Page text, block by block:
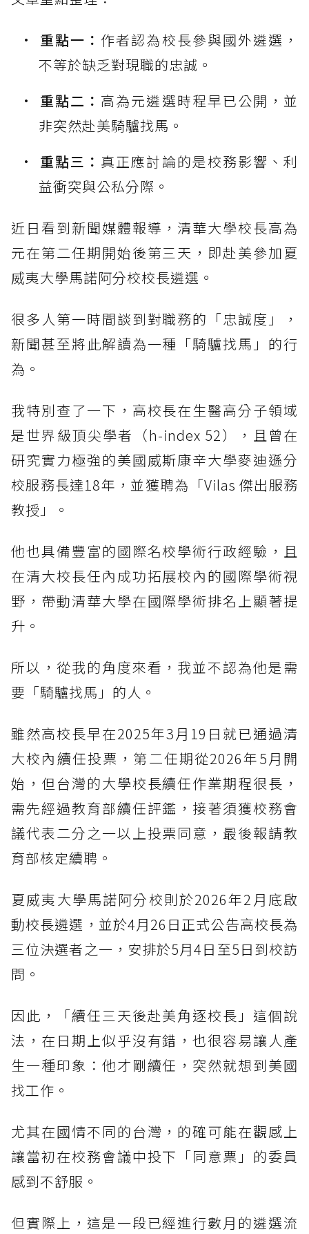
重點一： 作者認為校長參與國外遴選，
不等於缺乏對現職的忠誠。
重點二： 高為元遴選時程早已公開，並
非突然赴美騎驢找馬。
重點三： 真正應討論的是校務影響、利
益衝突與公私分際。
近日看到新聞媒體報導，清華大學校長高為
元在第二任期開始後第三天，即赴美參加夏
威夷大學馬諾阿分校校長遴選。
很多人第一時間談到對職務的「忠誠度」，
新聞甚至將此解讀為一種「騎驢找馬」的行
為。
我特別查了一下，高校長在生醫高分子領域
是世界級頂尖學者（h-index 52），且曾在
研究實力極強的美國威斯康辛大學麥迪遜分
校服務長達18年，並獲聘為「Vilas 傑出服務
教授」。
他也具備豐富的國際名校學術行政經驗，且
在清大校長任內成功拓展校內的國際學術視
野，帶動清華大學在國際學術排名上顯著提
升。
所以，從我的角度來看，我並不認為他是需
要「騎驢找馬」的人。
雖然高校長早在2025年3月19日就已通過清
大校內續任投票，第二任期從2026年5月開
始，但台灣的大學校長續任作業期程很長，
需先經過教育部續任評鑑，接著須獲校務會
議代表二分之一以上投票同意，最後報請教
育部核定續聘。
夏威夷大學馬諾阿分校則於2026年2月底啟
動校長遴選，並於4月26日正式公告高校長為
三位決選者之一，安排於5月4日至5日到校訪
問。
因此，「續任三天後赴美角逐校長」這個說
法，在日期上似乎沒有錯，也很容易讓人產
生一種印象：他才剛續任，突然就想到美國
找工作。
尤其在國情不同的台灣，的確可能在觀感上
讓當初在校務會議中投下「同意票」的委員
感到不舒服。
但實際上，這是一段已經進行數月的遴選流